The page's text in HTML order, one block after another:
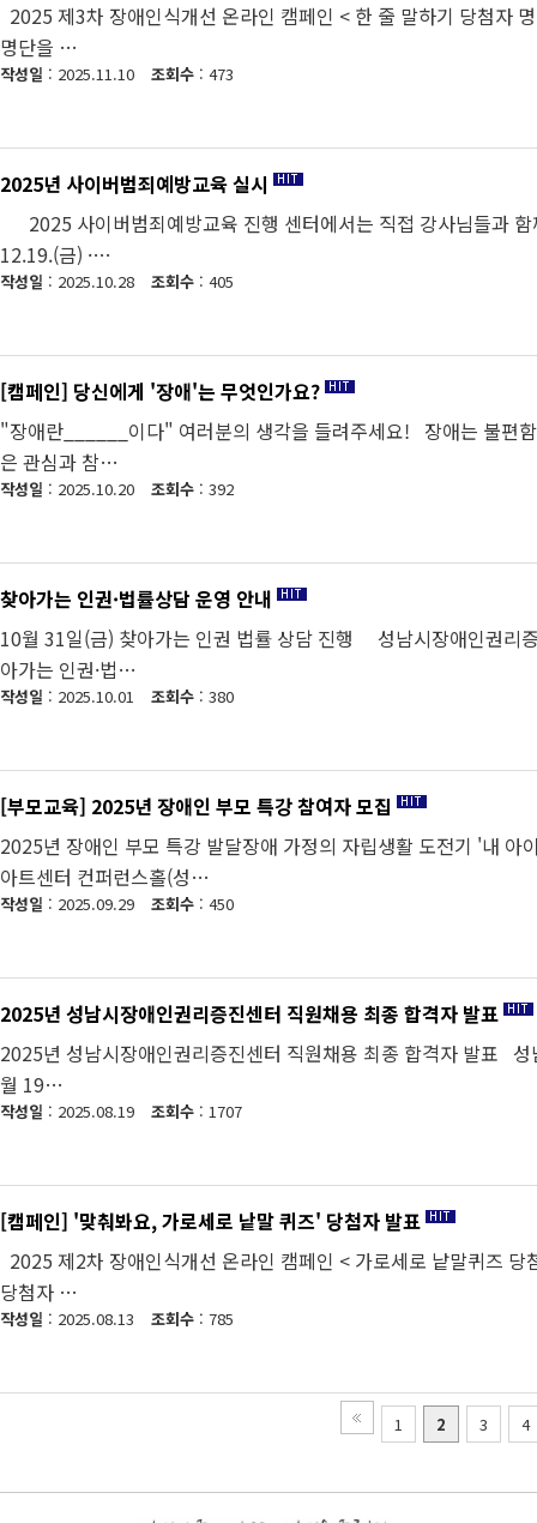
2025 제3차 장애인식개선 온라인 캠페인 < 한 줄 말하기 당첨자
명단을 …
작성일 : 2025.11.10 조회수 : 473
2025년 사이버범죄예방교육 실시
2025 사이버범죄예방교육 진행 센터에서는 직접 강사님들과
12.19.(금) ·…
작성일 : 2025.10.28 조회수 : 405
[캠페인] 당신에게 '장애'는 무엇인가요?
"장애란______이다" 여러분의 생각을 들려주세요! 장애는 불편
은 관심과 참…
작성일 : 2025.10.20 조회수 : 392
찾아가는 인권·법률상담 운영 안내
10월 31일(금) 찾아가는 인권 법률 상담 진행 성남시장애인권리
아가는 인권·법…
작성일 : 2025.10.01 조회수 : 380
[부모교육] 2025년 장애인 부모 특강 참여자 모집
2025년 장애인 부모 특강 발달장애 가정의 자립생활 도전기 '내
아트센터 컨퍼런스홀(성…
작성일 : 2025.09.29 조회수 : 450
2025년 성남시장애인권리증진센터 직원채용 최종 합격자 발표
2025년 성남시장애인권리증진센터 직원채용 최종 합격자 발표
월 19…
작성일 : 2025.08.19 조회수 : 1707
[캠페인] '맞춰봐요, 가로세로 낱말 퀴즈' 당첨자 발표
2025 제2차 장애인식개선 온라인 캠페인 < 가로세로 낱말퀴즈
당첨자 …
작성일 : 2025.08.13 조회수 : 785
1 2 3 4